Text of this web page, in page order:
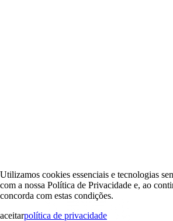
Utilizamos cookies essenciais e tecnologias
com a nossa Política de Privacidade e, ao
concorda com estas condições.
aceitarpolítica de privacidade